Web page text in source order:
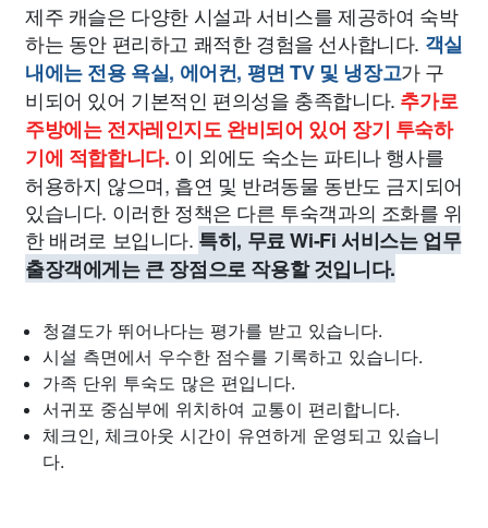
제주 캐슬은 다양한 시설과 서비스를 제공하여 숙박
하는 동안 편리하고 쾌적한 경험을 선사합니다. 객실
내에는 전용 욕실, 에어컨, 평면 TV 및 냉장고가 구
비되어 있어 기본적인 편의성을 충족합니다. 추가로
주방에는 전자레인지도 완비되어 있어 장기 투숙하
기에 적합합니다. 이 외에도 숙소는 파티나 행사를
허용하지 않으며, 흡연 및 반려동물 동반도 금지되어
있습니다. 이러한 정책은 다른 투숙객과의 조화를 위
한 배려로 보입니다. 특히, 무료 Wi-Fi 서비스는 업무
출장객에게는 큰 장점으로 작용할 것입니다.
청결도가 뛰어나다는 평가를 받고 있습니다.
시설 측면에서 우수한 점수를 기록하고 있습니다.
가족 단위 투숙도 많은 편입니다.
서귀포 중심부에 위치하여 교통이 편리합니다.
체크인, 체크아웃 시간이 유연하게 운영되고 있습니
다.